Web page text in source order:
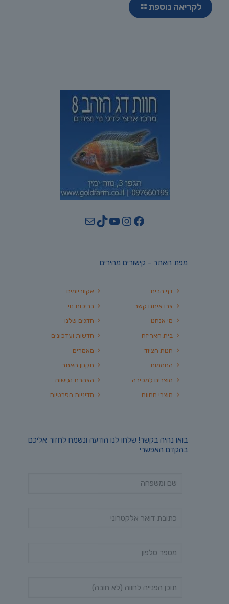
לקריאה נוספת
Facebook
Instagram
YouTube
TikTok
Mail
מפת האתר - קישורים מהירים
אקווריומים
בריכות נוי
הדגים שלנו
חדשות ועדכונים
מאמרים
תקנון האתר
הצהרת נגישות
מדיניות הפרטיות
דף הבית
צרו איתנו קשר
מי אנחנו
בית האריזה
חנות הציוד
החממות
מוצרים למכירה
מוצרי החווה
בואו נהיה בקשר! שלחו לנו הודעה ונשמח לחזור אליכם
בהקדם האפשרי